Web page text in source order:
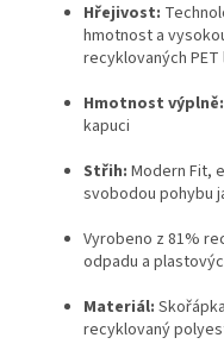
Hřejivost:
hmotnost a
recyklovaných PET
Hmotnost výplně:
kapuci
Střih: Modern Fit,
svobodou pohybu
Vyrobeno z 81%
odpadu a
Materiál:
recyklovaný